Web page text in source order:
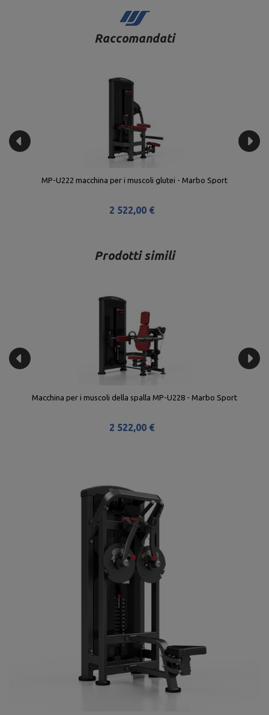
Raccomandati
Macchina per addominali MP-U223 - Marbo Sport
2 522,00 €
Prodotti simili
Macchina per i muscoli della spalla MP-U228 - Marbo Sport
2 522,00 €